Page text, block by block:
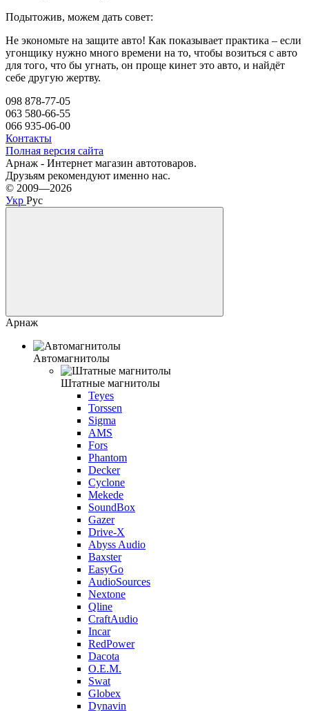
Подытожив, можем дать совет:
Не экономьте на защите авто! Как показывает практика – если
угонщику нужно много времени на то, чтобы возиться с авто
для того, что бы угнать, он проще кинет это авто, и найдёт
себе другую жертву.
098 878-77-05
063 580-66-55
066 935-06-00
Контакты
Полная версия сайта
Арнаж - Интернет магазин автотоваров.
Друзьям рекомендуют именно нас.
© 2009—2026
Укр Рус
Арнаж
Автомагнитолы
Штатные магнитолы
Teyes
Torssen
Sigma
AMS
Fors
Phantom
Decker
Cyclone
Mekede
SoundBox
Gazer
Drive-X
Abyss Audio
Baxster
EasyGo
AudioSources
Nextone
Qline
CraftAudio
Incar
RedPower
Dacota
O.E.M.
Swat
Globex
Dynavin